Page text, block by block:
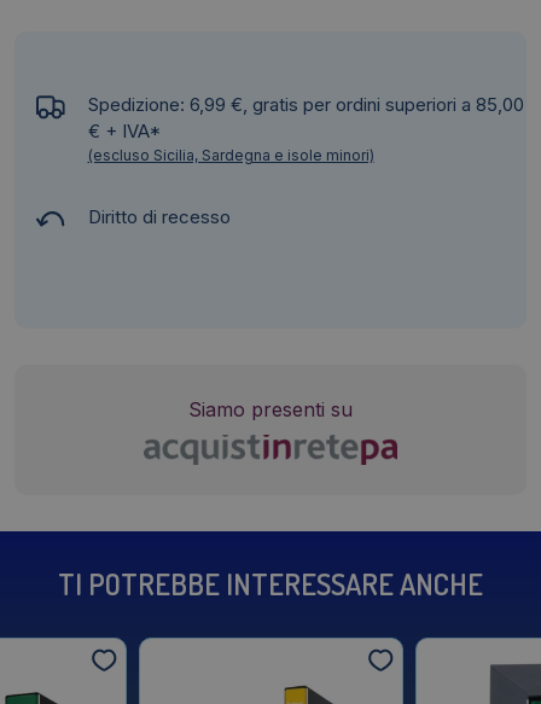
Spedizione: 6,99 €, gratis per ordini superiori a 85,00
€ + IVA*
(escluso Sicilia, Sardegna e isole minori)
Diritto di recesso
Siamo presenti su
TI POTREBBE INTERESSARE ANCHE